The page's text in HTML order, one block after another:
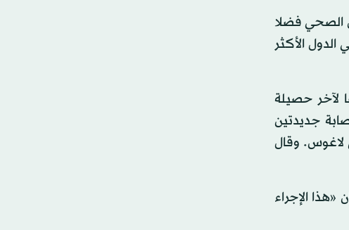
الصحي فضلا
الأكثر
في غينيا و374 في سيراليون وفقا لآخر حصيلة
إصابة جديدتين
لاغوس. وقال
الإجراء